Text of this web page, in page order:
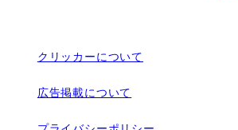
クリッカーについて
広告掲載について